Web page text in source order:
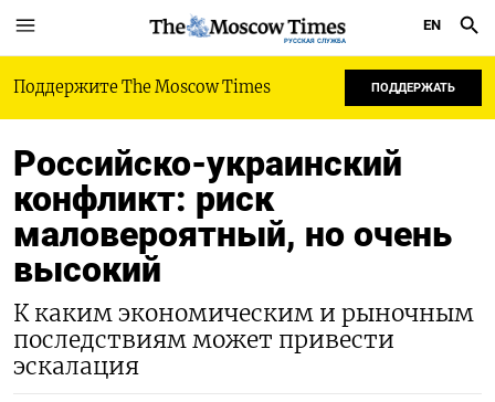
РУССКАЯ СЛУЖБА
EN
Поддержите The Moscow Times ПОДДЕРЖАТЬ
Российско-украинский
конфликт: риск
маловероятный, но очень
высокий
К каким экономическим и рыночным
последствиям может привести
эскалация